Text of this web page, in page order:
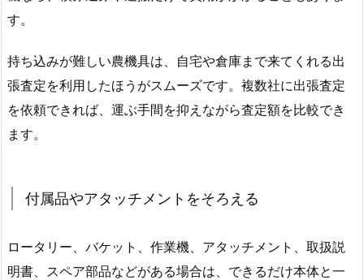
す。
持ち込みが難しい農機具は、自宅や倉庫まで来てくれる出
張査定を利用したほうがスムーズです。複数社に出張査定
を依頼できれば、運ぶ手間を抑えながら査定額を比較でき
ます。
付属品やアタッチメントをそろえる
ロータリー、バケット、作業機、アタッチメント、取扱説
明書、スペア部品などがある場合は、できるだけ本体と一